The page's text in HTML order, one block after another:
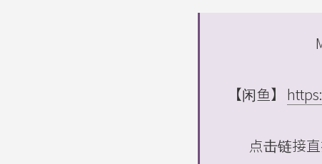
【闲鱼】
点击链接